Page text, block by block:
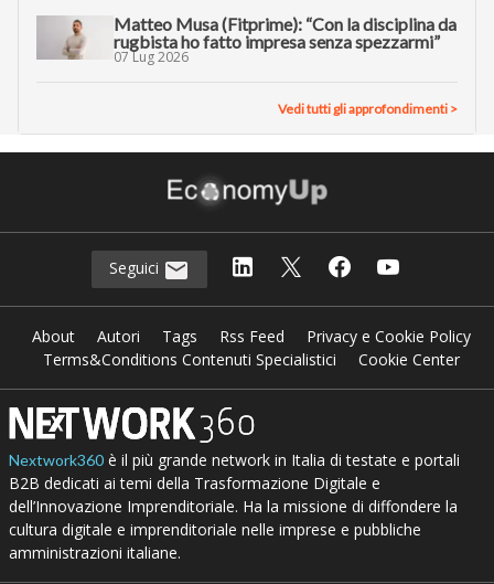
Matteo Musa (Fitprime): “Con la disciplina da
rugbista ho fatto impresa senza spezzarmi”
07 Lug 2026
Vedi tutti gli approfondimenti >
Seguici
About Autori Tags Rss Feed
Privacy e Cookie Policy
Terms&Conditions Contenuti Specialistici
Cookie Center
Nextwork360è il più grande network in Italia di testate e portali
B2B dedicati ai temi della Trasformazione Digitale e
dell’Innovazione Imprenditoriale. Ha la missione di diffondere la
cultura digitale e imprenditoriale nelle imprese e pubbliche
amministrazioni italiane.